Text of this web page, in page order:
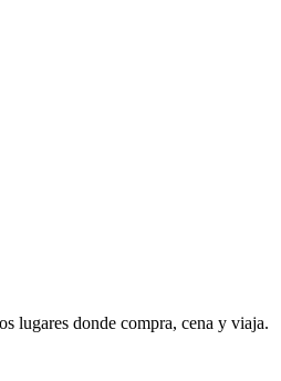
lugares donde compra, cena y viaja.